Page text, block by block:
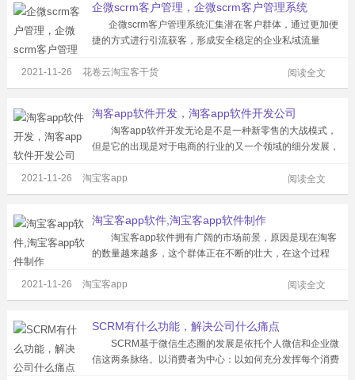
企微scrm客户管理，企微scrm客户管理系统
企微scrm客户管理系统汇集潜在客户群体，通过更加便
捷的方式进行引流获客，形成安全稳定的企业私域流量
能力、用户精准运营能力、用户数据分析能力、第三方数据
对接...
阅读全文
2021-11-26 花卷云淘宝客干货
淘客app软件开发，淘客app软件开发公司
淘客app软件开发无论是不是一种新零售的大战模式，
但是它的出现是对于电商的行业的又一个领域的细分发展，
各大平台的海量优惠券，用户购物可以返还佣金，同时还可
以发展下线赚钱，通过社交渠道...
阅读全文
2021-11-26 淘宝客app
淘宝客app软件,淘宝客app软件制作
淘宝客app软件拥有广阔的市场前景，原因是现在淘客
的数量越来越多，这个群体正在不断的壮大，在这个过程
制作可以汇聚各大平台的海量优惠券，用户购物可以返还佣
金，同时还可以发展下线赚钱，通...
阅读全文
2021-11-26 淘宝客app
SCRM有什么功能，解决公司什么痛点
SCRM基于微信生态圈的发展是依托个人微信和企业微
信这两条脉络。以消费者为中心：以如何充分发挥每个消费